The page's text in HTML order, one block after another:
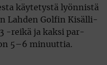
käytetystä lyönnistä
Lahden Golfin Kisälli-
-reikä ja kaksi par-
5–6 minuuttia.